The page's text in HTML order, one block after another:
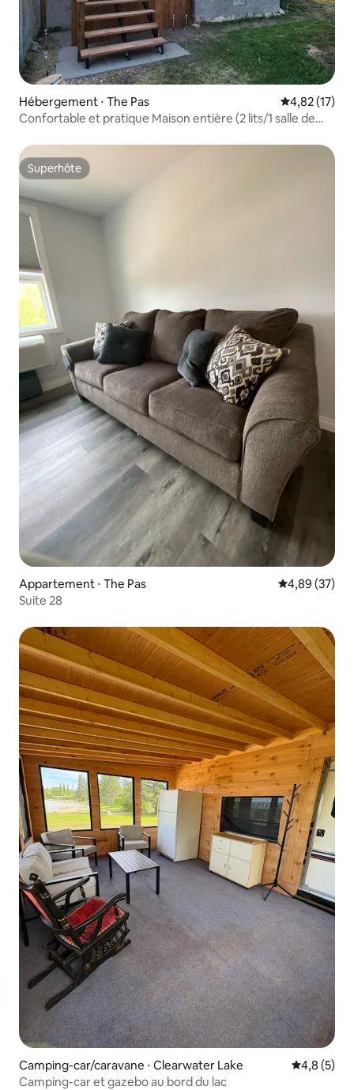
Hébergement ⋅ The Pas Évaluation
4,82 (17)
Confortable et pratique Maison entière (2 lits/1 salle de
Superhôte
Superhôte
Appartement ⋅ The Pas Évaluation
4,89 (37)
Suite 28
Camping-car/caravane ⋅ Clearwater Lake Évaluation
4,8 (5)
Camping-car et gazebo au bord du lac